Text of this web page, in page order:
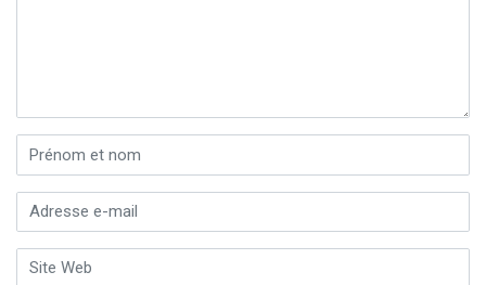
Prénom et nom
Adresse e-mail *
Site Web